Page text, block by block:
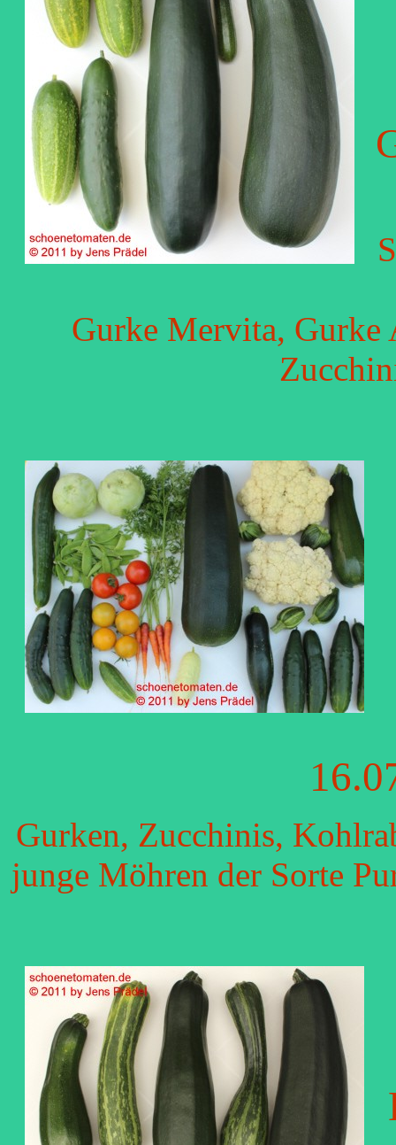
Gurke Mervita, Gurke
Gurken, Zucchinis,
junge Möhren der Sorte